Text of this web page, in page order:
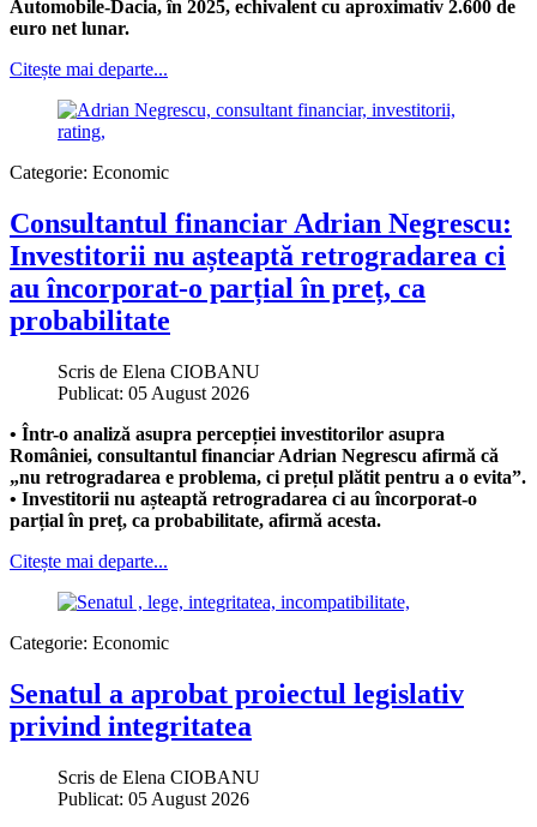
Automobile-Dacia, în 2025, echivalent cu aproximativ 2.600 de
euro net lunar.
Citește mai departe...
Categorie: Economic
Consultantul financiar Adrian Negrescu:
Investitorii nu așteaptă retrogradarea ci
au încorporat-o parțial în preț, ca
probabilitate
Scris de Elena CIOBANU
Publicat: 05 August 2026
• Într-o analiză asupra percepției investitorilor asupra
României, consultantul financiar Adrian Negrescu afirmă că
„nu retrogradarea e problema, ci prețul plătit pentru a o evita”.
• Investitorii nu așteaptă retrogradarea ci au încorporat-o
parțial în preț, ca probabilitate, afirmă acesta.
Citește mai departe...
Categorie: Economic
Senatul a aprobat proiectul legislativ
privind integritatea
Scris de Elena CIOBANU
Publicat: 05 August 2026